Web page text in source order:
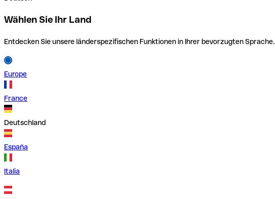
Wählen Sie Ihr Land
Entdecken Sie unsere länderspezifischen Funktionen in Ihrer bevorzugten Sprache.
Europe
France
Deutschland
España
Italia